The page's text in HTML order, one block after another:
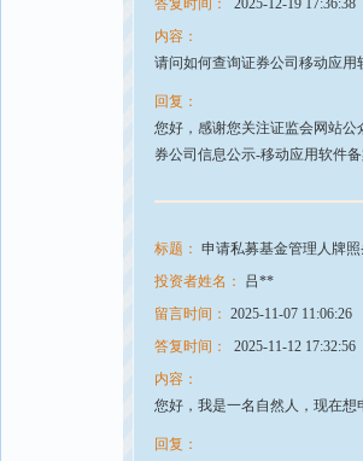
答复时间： 2025-12-19 17:36:38
内容：
请问如何查询证券公司移动应用
回复：
您好，感谢您关注证监会网站
券公司信息公示-移动应用软件备
标题： 申请私募基金管理人牌
投资者姓名：
吕**
留言时间： 2025-11-07 11:06:26
答复时间：
2025-11-12 17:32:56
内容：
您好，我是一名自然人，现在
回复：